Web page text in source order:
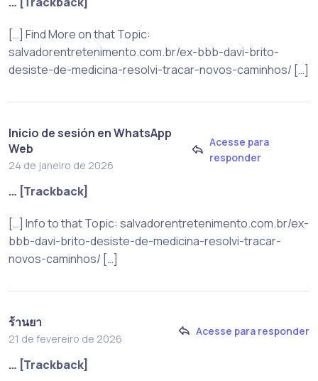
[…] Find More on that Topic:
salvadorentretenimento.com.br/ex-bbb-davi-brito-
desiste-de-medicina-resolvi-tracar-novos-caminhos/ […]
Inicio de sesión en WhatsApp
Web
24 de janeiro de 2026
Acesse para
responder
… [Trackback]
[…] Info to that Topic: salvadorentretenimento.com.br/ex-
bbb-davi-brito-desiste-de-medicina-resolvi-tracar-
novos-caminhos/ […]
ร้านยา
21 de fevereiro de 2026
Acesse para responder
… [Trackback]